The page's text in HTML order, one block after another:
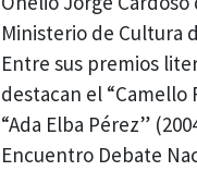
Ministerio de Cultura
Entre sus premios
destacan el “Camello
“Ada Elba Pérez”
Encuentro Debate